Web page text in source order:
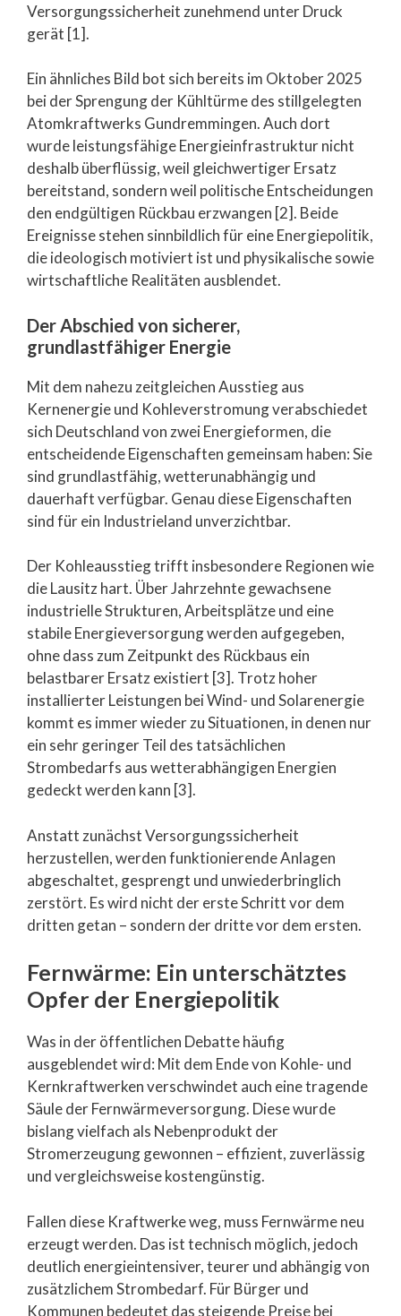
Versorgungssicherheit zunehmend unter Druck
gerät [1].
Ein ähnliches Bild bot sich bereits im Oktober 2025
bei der Sprengung der Kühltürme des stillgelegten
Atomkraftwerks Gundremmingen. Auch dort
wurde leistungsfähige Energieinfrastruktur nicht
deshalb überflüssig, weil gleichwertiger Ersatz
bereitstand, sondern weil politische Entscheidungen
den endgültigen Rückbau erzwangen [2]. Beide
Ereignisse stehen sinnbildlich für eine Energiepolitik,
die ideologisch motiviert ist und physikalische sowie
wirtschaftliche Realitäten ausblendet.
Der Abschied von sicherer,
grundlastfähiger Energie
Mit dem nahezu zeitgleichen Ausstieg aus
Kernenergie und Kohleverstromung verabschiedet
sich Deutschland von zwei Energieformen, die
entscheidende Eigenschaften gemeinsam haben: Sie
sind grundlastfähig, wetterunabhängig und
dauerhaft verfügbar. Genau diese Eigenschaften
sind für ein Industrieland unverzichtbar.
Der Kohleausstieg trifft insbesondere Regionen wie
die Lausitz hart. Über Jahrzehnte gewachsene
industrielle Strukturen, Arbeitsplätze und eine
stabile Energieversorgung werden aufgegeben,
ohne dass zum Zeitpunkt des Rückbaus ein
belastbarer Ersatz existiert [3]. Trotz hoher
installierter Leistungen bei Wind- und Solarenergie
kommt es immer wieder zu Situationen, in denen nur
ein sehr geringer Teil des tatsächlichen
Strombedarfs aus wetterabhängigen Energien
gedeckt werden kann [3].
Anstatt zunächst Versorgungssicherheit
herzustellen, werden funktionierende Anlagen
abgeschaltet, gesprengt und unwiederbringlich
zerstört. Es wird nicht der erste Schritt vor dem
dritten getan – sondern der dritte vor dem ersten.
Fernwärme: Ein unterschätztes
Opfer der Energiepolitik
Was in der öffentlichen Debatte häufig
ausgeblendet wird: Mit dem Ende von Kohle- und
Kernkraftwerken verschwindet auch eine tragende
Säule der Fernwärmeversorgung. Diese wurde
bislang vielfach als Nebenprodukt der
Stromerzeugung gewonnen – effizient, zuverlässig
und vergleichsweise kostengünstig.
Fallen diese Kraftwerke weg, muss Fernwärme neu
erzeugt werden. Das ist technisch möglich, jedoch
deutlich energieintensiver, teurer und abhängig von
zusätzlichem Strombedarf. Für Bürger und
Kommunen bedeutet das steigende Preise bei